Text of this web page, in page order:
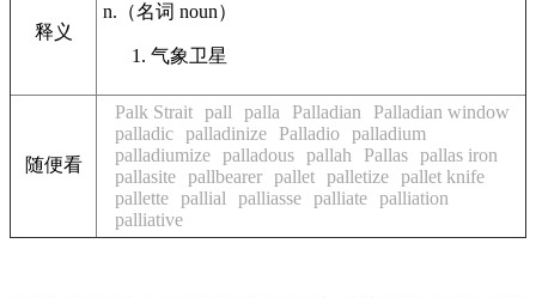
释义
n. （名词 noun）
气象卫星
随便看
Palk Strait pall palla Palladian
Palladian window
palladic palladinize Palladio palladium
palladiumize palladous pallah Pallas pallas iron
pallasite pallbearer pallet palletize pallet knife
pallette pallial palliasse palliate palliation
palliative